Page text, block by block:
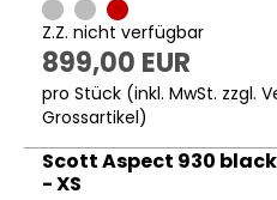
Z.Z. nicht verfügbar
899,00 EUR
pro Stück (inkl. MwSt. zzgl.
Grossartikel)
Scott Aspect 930
- XS